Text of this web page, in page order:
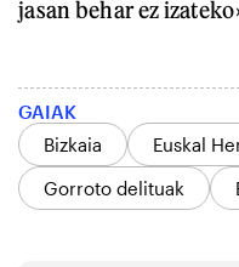
jasan behar ez
GAIAK
Bizkaia
Euskal
Gorroto delituak